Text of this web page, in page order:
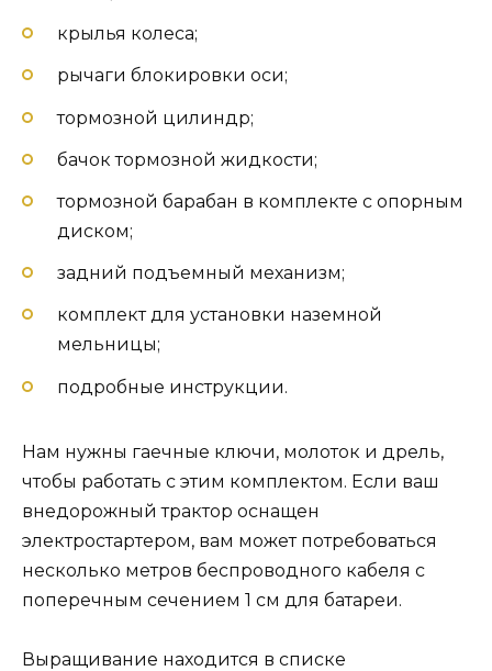
крылья колеса;
рычаги блокировки оси;
тормозной цилиндр;
бачок тормозной жидкости;
тормозной барабан в комплекте с опорным
диском;
задний подъемный механизм;
комплект для установки наземной
мельницы;
подробные инструкции.
Нам нужны гаечные ключи, молоток и дрель,
чтобы работать с этим комплектом. Если ваш
внедорожный трактор оснащен
электростартером, вам может потребоваться
несколько метров беспроводного кабеля с
поперечным сечением 1 см для батареи.
Выращивание находится в списке